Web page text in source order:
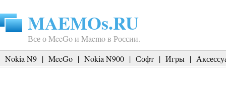
MAEMOs.RU
Все о MeeGo и Maemo в России.
Nokia N9 | MeeGo | Nokia N900 | Софт | Игры |